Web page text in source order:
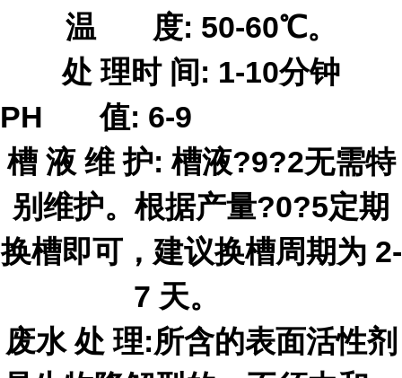
温 度: 50-60℃。
处 理时 间: 1-10分钟
PH 值: 6-9
槽 液 维 护: 槽液?9?2无需特
别维护。根据产量?0?5定期
换槽即可，建议换槽周期为 2-
7 天。
废水 处 理:所含的表面活性剂